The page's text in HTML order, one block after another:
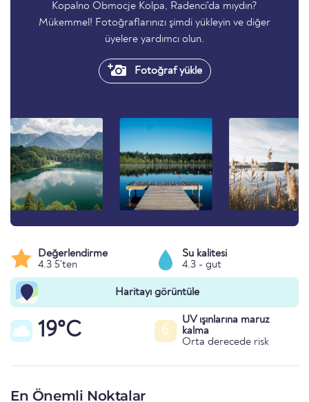
Kopalno Obmocje Kolpa, Radenci'da mıydın?
Mükemmel! Fotoğraflarınızı şimdi yükleyin ve diğer
üyelere yardımcı olun.
Fotoğraf yükle
Değerlendirme
4.3 5'ten
Su kalitesi
4.3 - gut
Haritayı görüntüle
19°C 6
UV ışınlarına maruz
kalma
Orta derecede risk
En Önemli Noktalar